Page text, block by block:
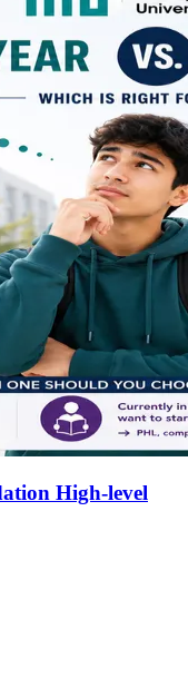
High-level